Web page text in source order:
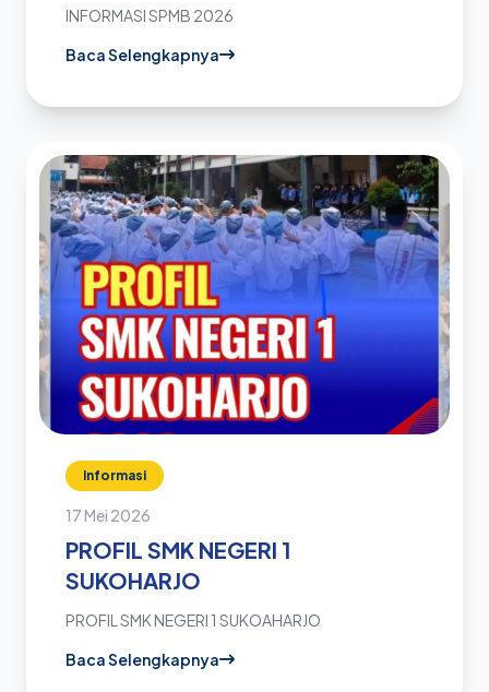
INFORMASI SPMB 2026
Baca Selengkapnya
Informasi
17 Mei 2026
PROFIL SMK NEGERI 1
SUKOHARJO
PROFIL SMK NEGERI 1 SUKOAHARJO
Baca Selengkapnya